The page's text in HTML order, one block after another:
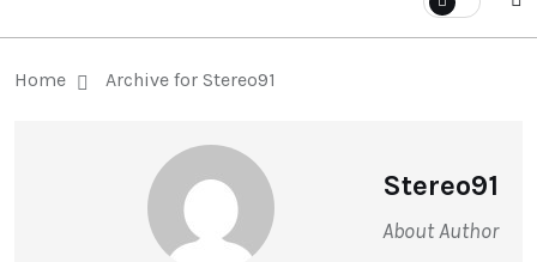
Home Archive for Stereo91
Stereo91
About Author